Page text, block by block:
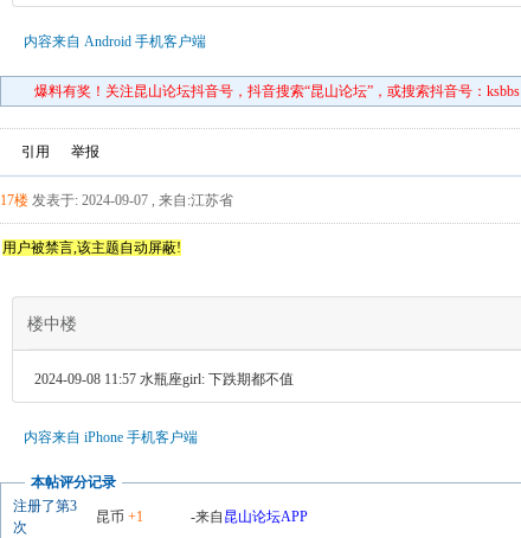
内容来自 Android 手机客户端
爆料有奖！关注昆山论坛抖音号，抖音搜索“昆山论坛”，或搜索抖音号：ksbbs
引用 举报
17楼 发表于: 2024-09-07 , 来自:江苏省
用户被禁言,该主题自动屏蔽!
楼中楼
2024-09-08 11:57 水瓶座girl: 下跌期都不值
内容来自 iPhone 手机客户端
本帖评分记录
注册了第3
次
昆币 +1 -来自 昆山论坛APP